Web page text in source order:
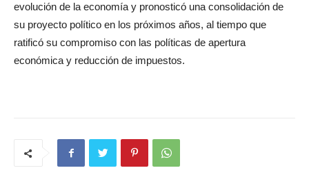
evolución de la economía y pronosticó una consolidación de
su proyecto político en los próximos años, al tiempo que
ratificó su compromiso con las políticas de apertura
económica y reducción de impuestos.